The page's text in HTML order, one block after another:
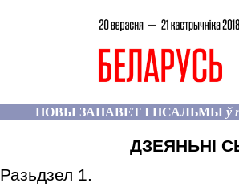
НОВЫ ЗАПАВЕТ І ПСАЛЬМЫ ў
ДЗЕЯНЬНІ
Разьдзел 1.